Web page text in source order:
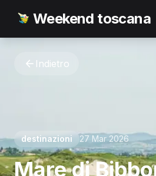
Weekend toscana
Indietro
destinazioni 27 Mar 2026
Mare di